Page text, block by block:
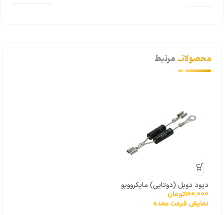
محصولاتــمرتبط
دیود دوبل (دوتایی) مایکروویو
100,000تومان
نمایش قیمت عمده